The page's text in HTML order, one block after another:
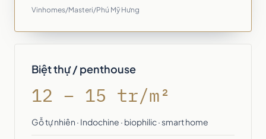
Vinhomes/Masteri/Phú Mỹ Hưng
Biệt thự / penthouse
12 – 15 tr/m²
Gỗ tự nhiên · Indochine · biophilic · smart home